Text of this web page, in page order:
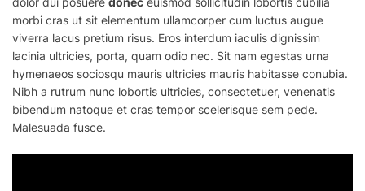
morbi cras ut sit elementum ullamcorper cum luctus augue
viverra lacus pretium risus. Eros interdum iaculis dignissim
lacinia ultricies, porta, quam odio nec. Sit nam egestas urna
hymenaeos sociosqu mauris ultricies mauris habitasse conubia.
Nibh a rutrum nunc lobortis ultricies, consectetuer, venenatis
bibendum natoque et cras tempor scelerisque sem pede.
Malesuada fusce.